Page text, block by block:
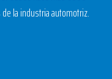
la industria automotriz.